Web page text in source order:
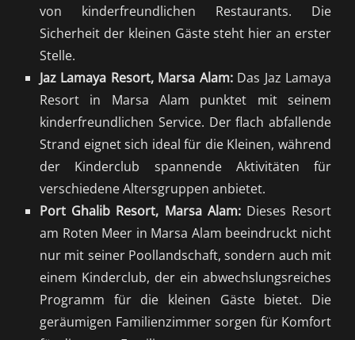
von kinderfreundlichen Restaurants. Die
Sicherheit der kleinen Gäste steht hier an erster
Stelle.
Jaz Lamaya Resort, Marsa Alam:Das Jaz Lamaya
Resort in Marsa Alam punktet mit seinem
kinderfreundlichen Service. Der flach abfallende
Strand eignet sich ideal für die Kleinen, während
der Kinderclub spannende Aktivitäten für
verschiedene Altersgruppen anbietet.
Port Ghalib Resort, Marsa Alam:Dieses Resort
am Roten Meer in Marsa Alam beeindruckt nicht
nur mit seiner Poollandschaft, sondern auch mit
einem Kinderclub, der ein abwechslungsreiches
Programm für die kleinen Gäste bietet. Die
geräumigen Familienzimmer sorgen für Komfort